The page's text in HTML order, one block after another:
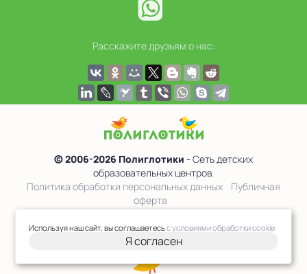
Расскажите друзьям о нас:
© 2006-2026 Полиглотики - Сеть детских
образовательных центров.
Политика обработки персональных данных
Публичная
оферта
Сведения об образовательной организации
Используя наш сайт, вы соглашаетесьс условиями обработки cookie
Я согласен